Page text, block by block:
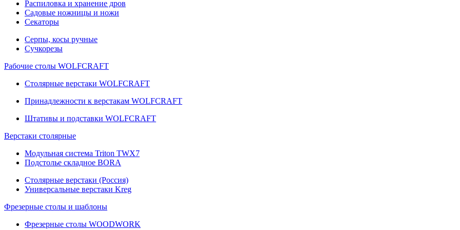
Распиловка и хранение дров
Садовые ножницы и ножи
Секаторы
Серпы, косы ручные
Сучкорезы
Рабочие столы WOLFCRAFT
Столярные верстаки WOLFCRAFT
Принадлежности к верстакам WOLFCRAFT
Штативы и подставки WOLFCRAFT
Верстаки столярные
Модульная система Triton TWX7
Подстолье складное BORA
Столярные верстаки (Россия)
Универсальные верстаки Kreg
Фрезерные столы и шаблоны
Фрезерные столы WOODWORK